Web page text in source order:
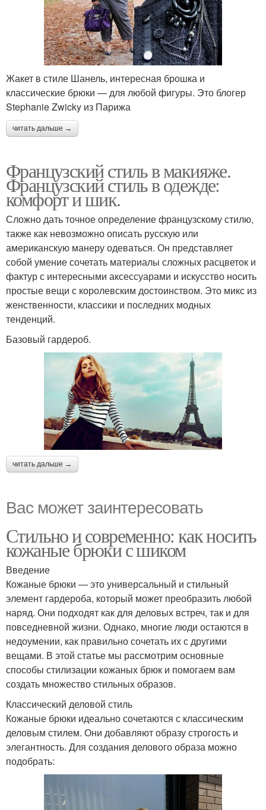
Жакет в стиле Шанель, интересная брошка и
классические брюки — для любой фигуры. Это блогер
Stephanie Zwicky из Парижа
читать дальше →
Французский стиль в макияже.
Французский стиль в одежде:
комфорт и шик.
Сложно дать точное определение французскому стилю,
также как невозможно описать русскую или
американскую манеру одеваться. Он представляет
собой умение сочетать материалы сложных расцветок и
фактур с интересными аксессуарами и искусство носить
простые вещи с королевским достоинством. Это микс из
женственности, классики и последних модных
тенденций.
Базовый гардероб.
читать дальше →
Вас может заинтересовать
Стильно и современно: как носить
кожаные брюки с шиком
Введение
Кожаные брюки — это универсальный и стильный
элемент гардероба, который может преобразить любой
наряд. Они подходят как для деловых встреч, так и для
повседневной жизни. Однако, многие люди остаются в
недоумении, как правильно сочетать их с другими
вещами. В этой статье мы рассмотрим основные
способы стилизации кожаных брюк и помогаем вам
создать множество стильных образов.
Классический деловой стиль
Кожаные брюки идеально сочетаются с классическим
деловым стилем. Они добавляют образу строгость и
элегантность. Для создания делового образа можно
подобрать: